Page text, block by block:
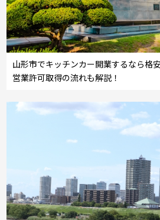
山形市でキッチンカー開業するなら格
営業許可取得の流れも解説！